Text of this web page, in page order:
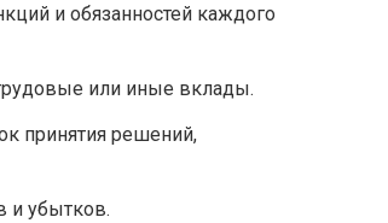
и обязанностей каждого
или иные вклады.
принятия решений,
и убытков.